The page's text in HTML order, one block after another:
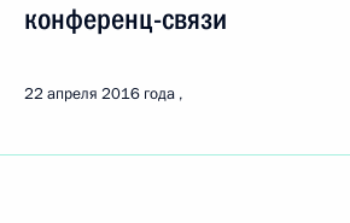
конференц-связи
22 апреля 2016 года